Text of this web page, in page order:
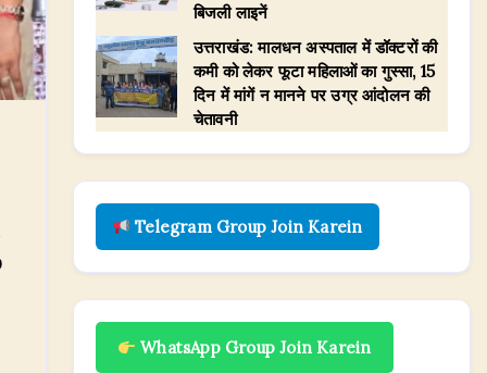
बिजली लाइनें
उत्तराखंड: मालधन अस्पताल में डॉक्टरों की
कमी को लेकर फूटा महिलाओं का गुस्सा, 15
दिन में मांगें न मानने पर उग्र आंदोलन की
चेतावनी
Telegram Group Join Karein
WhatsApp Group Join Karein